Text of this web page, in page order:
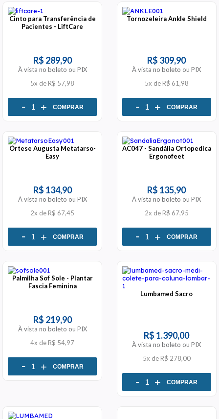
Cinto para Transferência de
Pacientes - LiftCare
R$ 289,90
À vista no boleto ou PIX
5x de R$ 57,98
- + COMPRAR
Tornozeleira Ankle Shield
R$ 309,90
À vista no boleto ou PIX
5x de R$ 61,98
- + COMPRAR
Órtese Augusta Metatarso-
Easy
R$ 134,90
À vista no boleto ou PIX
2x de R$ 67,45
- + COMPRAR
AC047 - Sandália Ortopedica
Ergonofeet
R$ 135,90
À vista no boleto ou PIX
2x de R$ 67,95
- + COMPRAR
Palmilha Sof Sole - Plantar
Fascia Feminina
R$ 219,90
À vista no boleto ou PIX
4x de R$ 54,97
- + COMPRAR
Lumbamed Sacro
R$ 1.390,00
À vista no boleto ou PIX
5x de R$ 278,00
- + COMPRAR